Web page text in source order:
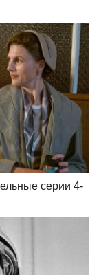
серии 4-